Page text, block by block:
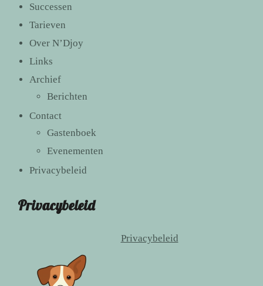
Successen
Tarieven
Over N’Djoy
Links
Archief
Berichten
Contact
Gastenboek
Evenementen
Privacybeleid
Privacybeleid
Privacybeleid